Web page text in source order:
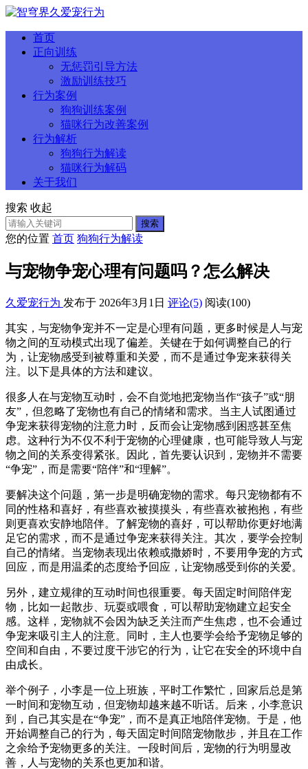
首页
正向训练
无惩罚引导方法
激励训练技巧
行为案例
狗狗训练案例
猫咪行为改善案例
行为解析
狗狗行为解读
猫咪行为解码
关于我们
搜索 收起
搜索
您的位置 首页 狗狗行为解读
与宠物争宠心理有问题吗？怎么解决
久爱宠行为 发布于 2026年3月1日 评论(5) 阅读(100)
其实，与宠物争宠并不一定是心理有问题，更多时候是人与宠
物之间的互动模式出现了偏差。关键在于如何调整自己的行
为，让宠物感受到被尊重和关爱，而不是通过争宠来获得关
注。以下是具体的方法和建议。
很多人在与宠物互动时，会不自觉地把宠物当作“孩子”或“朋
友”，但忽略了宠物也有自己的情绪和需求。当主人试图通过
争宠来获得宠物的注意力时，反而会让宠物感到困惑甚至焦
虑。这种行为不仅不利于宠物的心理健康，也可能导致人与宠
物之间的关系变得紧张。因此，首先要认识到，宠物并不需要
“争宠”，而是需要“陪伴”和“理解”。
要解决这个问题，第一步是明确宠物的需求。每只宠物都有不
同的性格和喜好，有些喜欢被摸摸头，有些喜欢被抱抱，有些
则更喜欢安静地陪伴。了解宠物的喜好，可以帮助你更好地满
足它的需求，而不是通过争宠来获得关注。其次，要学会控制
自己的情绪。当宠物表现出依赖或撒娇时，不要用争宠的方式
回应，而是用温柔的态度给予回应，让宠物感受到你的关爱。
另外，建立规律的互动时间也很重要。每天固定时间陪伴宠
物，比如一起散步、玩耍或喂食，可以帮助宠物建立起安全
感。这样，宠物就不会因为缺乏关注而产生焦虑，也不会通过
争宠来吸引主人的注意。同时，主人也要学会给予宠物足够的
空间和自由，不要过度干涉它的行为，让它在安全的环境中自
由成长。
举个例子，小李是一位上班族，平时工作繁忙，回家后总是第
一时间和宠物互动，但宠物却越来越不听话。后来，小李意识
到，自己其实是在“争宠”，而不是真正地陪伴宠物。于是，他
开始调整自己的行为，每天固定时间陪宠物散步，并且在工作
之余给予宠物更多的关注。一段时间后，宠物的行为明显改
善，人与宠物的关系也更加和谐。